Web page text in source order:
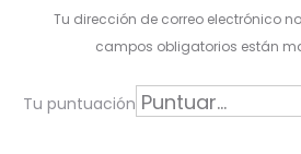
r
Tu dirección de correo electrónico
campos obligatorios están
Tu puntuación